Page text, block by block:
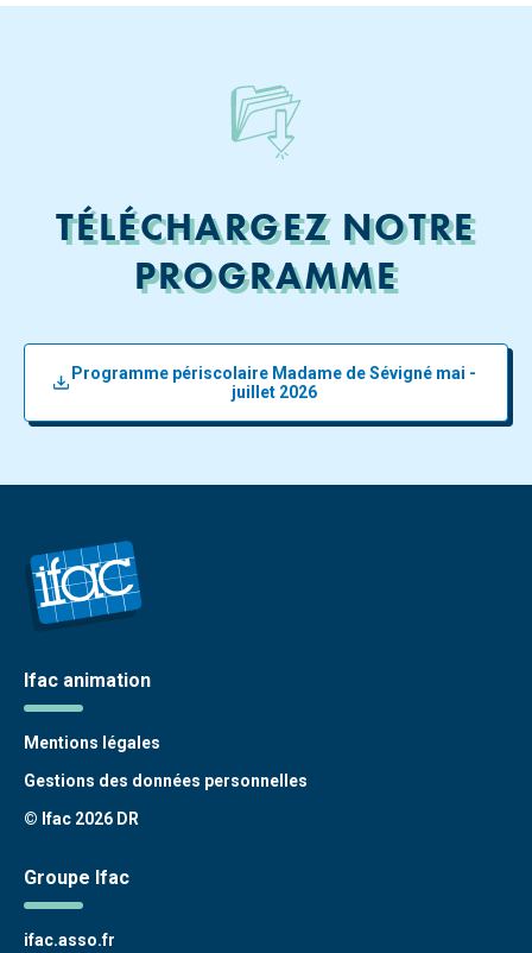
TÉLÉCHARGEZ NOTRE
PROGRAMME
Programme périscolaire Madame de Sévigné mai -
juillet 2026
Ifac animation
Mentions légales
Gestions des données personnelles
© Ifac 2026 DR
Groupe Ifac
ifac.asso.fr